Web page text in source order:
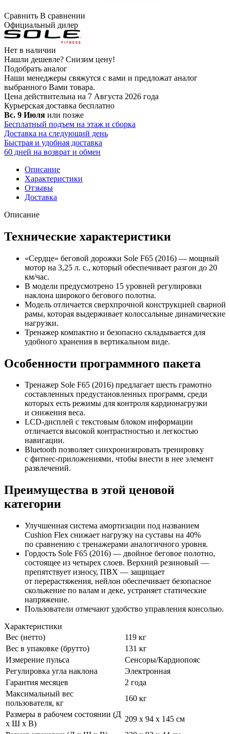
Сравнить В сравнении
Официальный дилер
Нет в наличии
Нашли дешевле? Снизим цену!
Подобрать аналог
Наши менеджеры свяжутся с вами и предложат аналог
выбранного Вами товара.
Цена действительна на 7 Августа 2026 года
Курьерская доставка бесплатно
Вс. 9 Июля или позже
Бесплатный подъем на этаж и сборка
Доставка на следующий день
Быстрая и удобная доставка
60 дней на возврат и обмен
Описание
Характеристики
Отзывы
Доставка
Описание
Технические характеристики
«Сердце» беговой дорожки Sole F65 (2016) — мощный
мотор на 3,25 л. с., который обеспечивает разгон до 20
км/час.
В модели предусмотрено 15 уровней регулировки
наклона широкого бегового полотна.
Модель отличается сверхпрочной конструкцией сварной
рамы, которая выдерживает колоссальные динамические
нагрузки.
Тренажер компактно и безопасно складывается для
удобного хранения в вертикальном виде.
Особенности программного пакета
Тренажер Sole F65 (2016) предлагает шесть грамотно
составленных предустановленных программ, среди
которых есть режимы для контроля кардионагрузки
и снижения веса.
LCD-дисплей с текстовым блоком информации
отличается высокой контрастностью и легкостью
навигации.
Bluetooth позволяет синхронизировать тренировку
с фитнес-приложениями, чтобы внести в нее элемент
развлечений.
Преимущества в этой ценовой
категории
Улучшенная система амортизации под названием
Cushion Flex снижает нагрузку на суставы на 40%
по сравнению с тренажерами аналогичного уровня.
Гордость Sole F65 (2016) — двойное беговое полотно,
состоящее из четырех слоев. Верхний резиновый —
препятствует износу, ПВХ — защищает
от перерастяжения, нейлон обеспечивает безопасное
скольжение по валам и деке, устраняет статические
напряжение.
Пользователи отмечают удобство управления консолью.
Характеристики
Вес (нетто)
119 кг
Вес в упаковке (брутто)
131 кг
Измерение пульса
Сенсоры/Кардиопояс
Регулировка угла наклона
Электронная
Гарантия месяцев
2 года
Максимальный вес
пользователя, кг
160 кг
Размеры в рабочем состоянии (Д
х Ш х В)
209 х 94 х 145 см